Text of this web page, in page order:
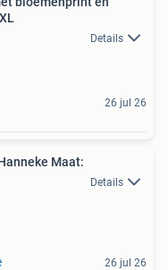
Details
26 jul 26
Maat:
Details
26 jul 26